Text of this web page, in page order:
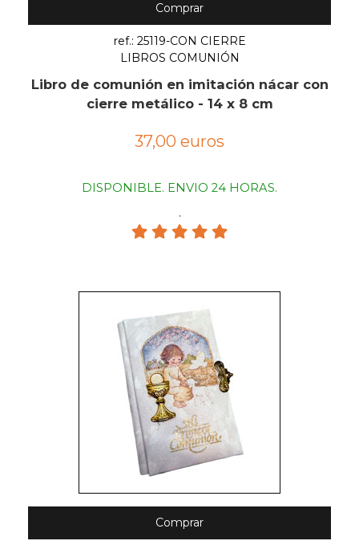
Comprar
ref.: 25119-CON CIERRE
LIBROS COMUNIÓN
Libro de comunión en imitación nácar con
cierre metálico - 14 x 8 cm
37,00 euros
DISPONIBLE. ENVIO 24 HORAS.
.
Comprar